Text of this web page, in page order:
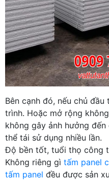
Bên cạnh đó, nếu chủ
trình. Hoặc mở rộng
không gây ảnh hưởng
thể tái sử dụng nhiều lần.
Độ bền tốt, tuổi thọ công
Không riêng gì tấm panel
tấm panel đều được sản